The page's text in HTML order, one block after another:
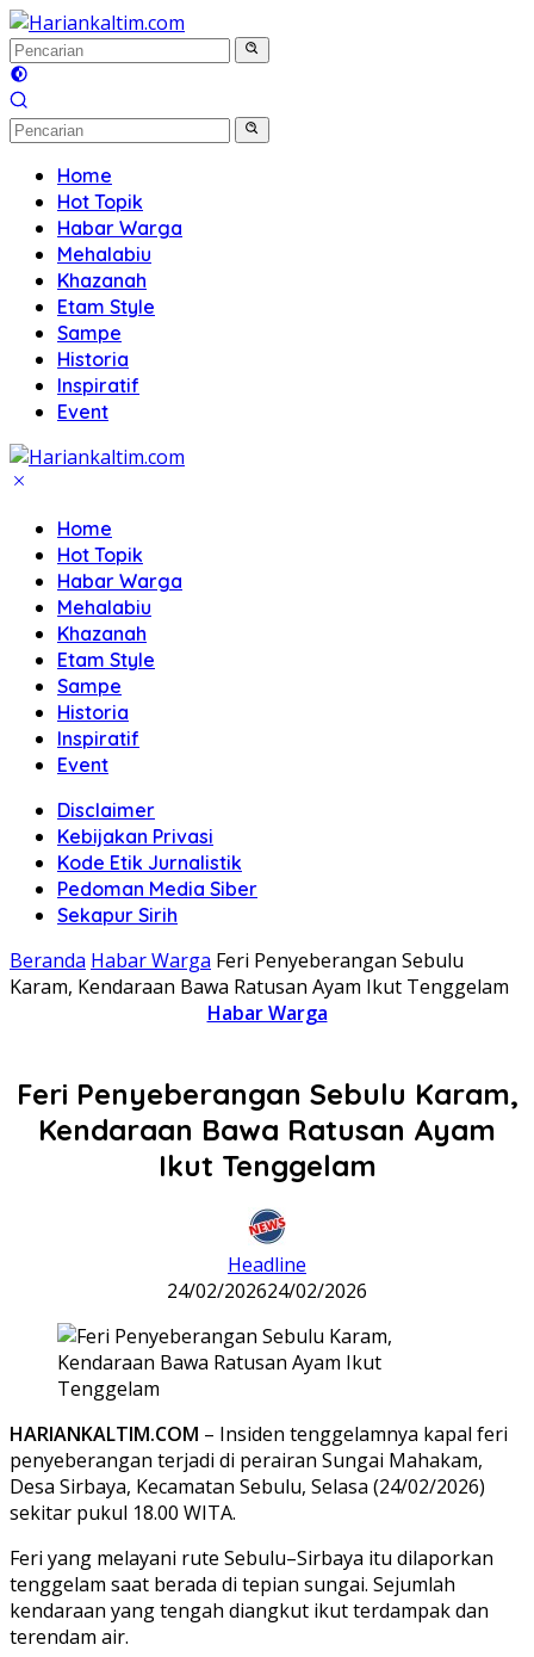
Langsung
ke
konten
Home
Hot Topik
Habar Warga
Mehalabiu
Khazanah
Etam Style
Sampe
Historia
Inspiratif
Event
Home
Hot Topik
Habar Warga
Mehalabiu
Khazanah
Etam Style
Sampe
Historia
Inspiratif
Event
Disclaimer
Kebijakan Privasi
Kode Etik Jurnalistik
Pedoman Media Siber
Sekapur Sirih
Beranda Habar Warga Feri Penyeberangan Sebulu
Karam, Kendaraan Bawa Ratusan Ayam Ikut Tenggelam
Habar Warga
Feri Penyeberangan Sebulu Karam,
Kendaraan Bawa Ratusan Ayam
Ikut Tenggelam
Headline
24/02/202624/02/2026
HARIANKALTIM.COM – Insiden tenggelamnya kapal feri
penyeberangan terjadi di perairan Sungai Mahakam,
Desa Sirbaya, Kecamatan Sebulu, Selasa (24/02/2026)
sekitar pukul 18.00 WITA.
Feri yang melayani rute Sebulu–Sirbaya itu dilaporkan
tenggelam saat berada di tepian sungai. Sejumlah
kendaraan yang tengah diangkut ikut terdampak dan
terendam air.